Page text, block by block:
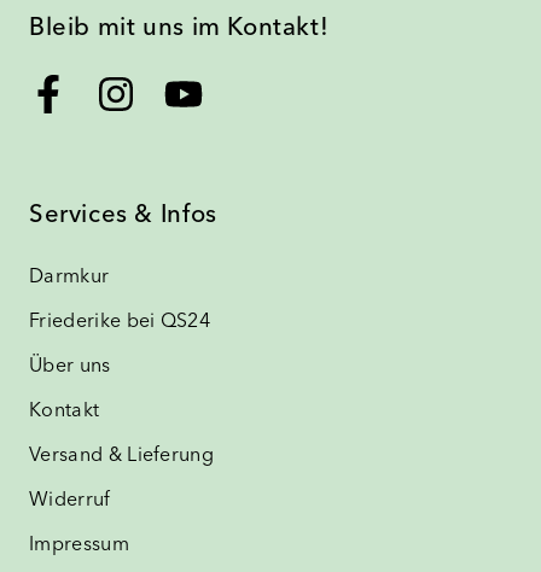
Bleib mit uns im Kontakt!
Services & Infos
Darmkur
Friederike bei QS24
Über uns
Kontakt
Versand & Lieferung
Widerruf
Impressum